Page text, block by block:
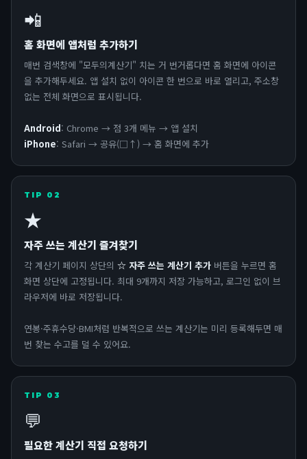
📲
홈 화면에 앱처럼 추가하기
매번 검색창에 "모두의계산기" 치는 거 번거롭다면 홈 화면에 아이콘
을 추가해두세요. 앱 설치 없이 아이콘 한 번으로 바로 열리고, 주소창
없는 전체 화면으로 표시됩니다.
Android: Chrome → 점 3개 메뉴 → 앱 설치
iPhone: Safari → 공유(□↑) → 홈 화면에 추가
TIP 02
★
자주 쓰는 계산기 즐겨찾기
각 계산기 페이지 상단의 ☆ 자주 쓰는 계산기 추가 버튼을 누르면 홈
화면 상단에 고정됩니다. 최대 9개까지 저장 가능하고, 로그인 없이 브
라우저에 바로 저장됩니다.
연봉·주휴수당·BMI처럼 반복적으로 쓰는 계산기는 미리 등록해두면 매
번 찾는 수고를 덜 수 있어요.
TIP 03
💬
필요한 계산기 직접 요청하기